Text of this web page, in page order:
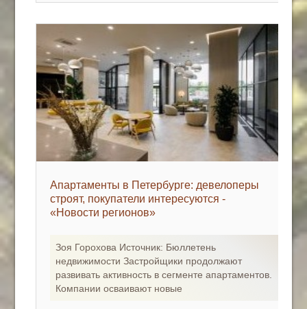
Апартаменты в Петербурге: девелоперы
строят, покупатели интересуются -
«Новости регионов»
Зоя Горохова Источник: Бюллетень
недвижимости Застройщики продолжают
развивать активность в сегменте апартаментов.
Компании осваивают новые